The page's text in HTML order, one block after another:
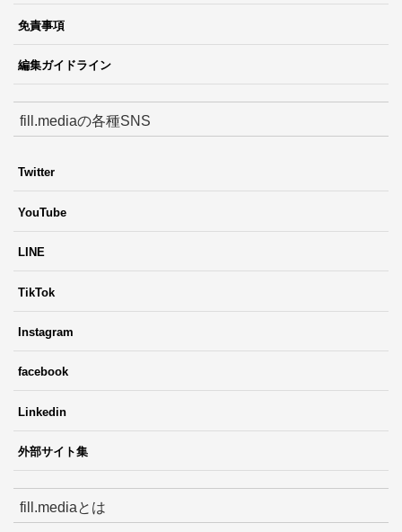
免責事項
編集ガイドライン
fill.mediaの各種SNS
Twitter
YouTube
LINE
TikTok
Instagram
facebook
Linkedin
外部サイト集
fill.mediaとは